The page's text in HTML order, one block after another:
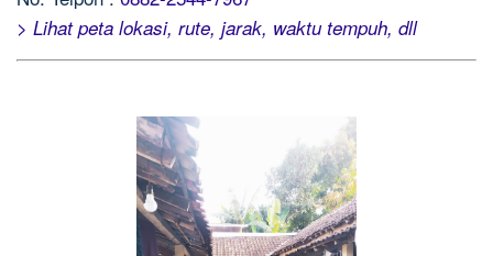
> Lihat peta lokasi, rute, jarak, waktu tempuh, dll